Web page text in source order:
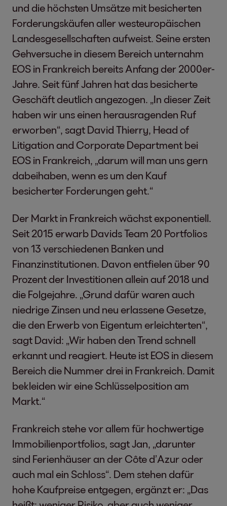
und die höchsten Umsätze mit besicherten
Forderungskäufen aller westeuropäischen
Landesgesellschaften aufweist. Seine ersten
Gehversuche in diesem Bereich unternahm
EOS in Frankreich bereits Anfang der 2000er-
Jahre. Seit fünf Jahren hat das besicherte
Geschäft deutlich angezogen. „In dieser Zeit
haben wir uns einen herausragenden Ruf
erworben“, sagt David Thierry, Head of
Litigation and Corporate Department bei
EOS in Frankreich, „darum will man uns gern
dabeihaben, wenn es um den Kauf
besicherter Forderungen geht.“
Der Markt in Frankreich wächst exponentiell.
Seit 2015 erwarb Davids Team 20 Portfolios
von 13 verschiedenen Banken und
Finanzinstitutionen. Davon entfielen über 90
Prozent der Investitionen allein auf 2018 und
die Folgejahre. „Grund dafür waren auch
niedrige Zinsen und neu erlassene Gesetze,
die den Erwerb von Eigentum erleichterten“,
sagt David: „Wir haben den Trend schnell
erkannt und reagiert. Heute ist EOS in diesem
Bereich die Nummer drei in Frankreich. Damit
bekleiden wir eine Schlüsselposition am
Markt.“
Frankreich stehe vor allem für hochwertige
Immobilienportfolios, sagt Jan, „darunter
sind Ferienhäuser an der Côte d’Azur oder
auch mal ein Schloss“. Dem stehen dafür
hohe Kaufpreise entgegen, ergänzt er: „Das